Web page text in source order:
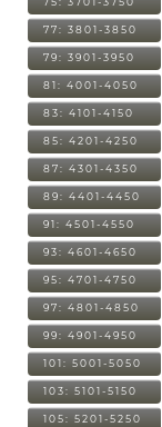
77: 3801-3850
79: 3901-3950
81: 4001-4050
83: 4101-4150
85: 4201-4250
87: 4301-4350
89: 4401-4450
91: 4501-4550
93: 4601-4650
95: 4701-4750
97: 4801-4850
99: 4901-4950
101: 5001-5050
103: 5101-5150
105: 5201-5250